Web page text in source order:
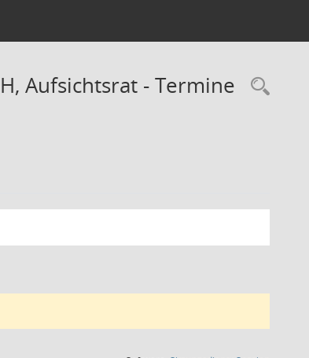
Aufsichtsrat - Termine